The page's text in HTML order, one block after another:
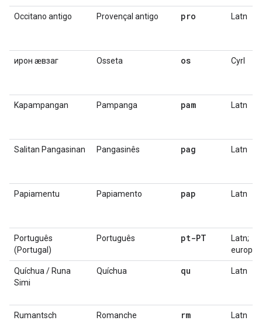
Occitano antigo Provençal antigo pro Latn
ирон ӕвзаг Osseta os Cyrl
Kapampangan Pampanga pam Latn
Salitan Pangasinan Pangasinês pag Latn
Papiamentu Papiamento pap Latn
Português
(Portugal)
Português pt-PT
Latn;
europeu
Quíchua / Runa
Simi
Quíchua qu Latn
Rumantsch Romanche rm Latn